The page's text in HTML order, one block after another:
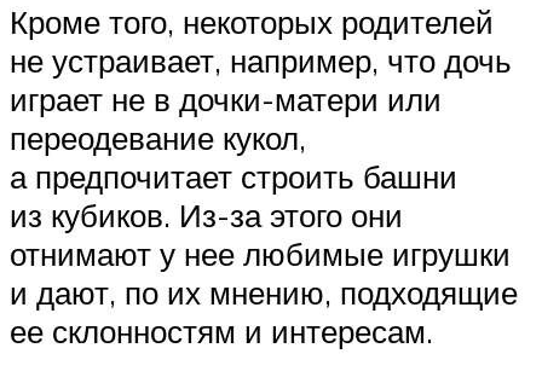
Кроме того, некоторых родителей
не устраивает, например, что дочь
играет не в дочки-матери или
переодевание кукол,
а предпочитает строить башни
из кубиков. Из-за этого они
отнимают у нее любимые игрушки
и дают, по их мнению, подходящие
ее склонностям и интересам.